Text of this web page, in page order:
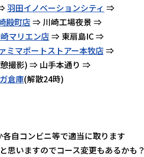
羽田イノベーションシティ ⇒
殿町店 ⇒ 川崎工場夜景 ⇒
マリエン店 ⇒ 東扇島IC ⇒
ミマポートストアー本牧店 ⇒
撮影) ⇒ 山手本通り ⇒
倉庫(解散24時)
自コンビニ等で適当に取ります
思いますのでコース変更もあるかも？